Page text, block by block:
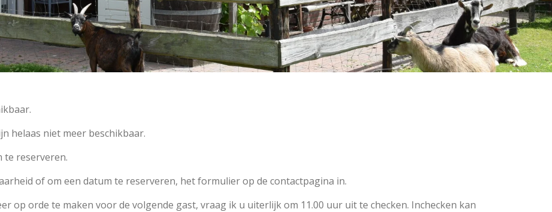
helaas niet meer beschikbaar.
te reserveren.
of om een datum te reserveren, het formulier op de contactpagina in.
op orde te maken voor de volgende gast, vraag ik u uiterlijk om 11.00 uur uit te checken. Inchecken kan